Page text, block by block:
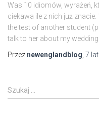
Was 10 idiomów, wyrażeń,
ciekawa ile z nich już
the test of another student
talk to her about my
Przez newenglandblog 7 lat
S
z
Szukaj …